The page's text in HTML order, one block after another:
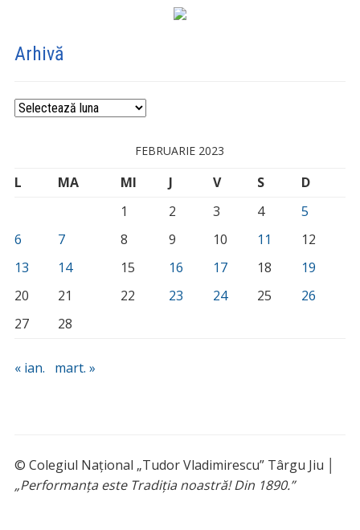
Arhivă
Arhivă
FEBRUARIE 2023
L MA MI J V S
D
1
2 3 4
5
6
7 8 9 10 11
12
13
14 15 16 17 18
19
20
21 22 23 24 25
26
27
28
« ian. mart. »
© Colegiul Național „Tudor Vladimirescu” Târgu Jiu │
„Performanța este Tradiția noastră! Din 1890.”